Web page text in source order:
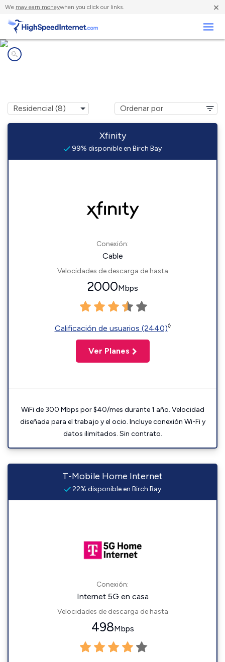
We may earn moneywhen you click our links. ×
Xfinity
99% disponible en Birch Bay
Conexión:
Cable
Velocidades de descarga de hasta
2000Mbps
Calificación de usuarios (2440)◊
Ver Planes
WiFi de 300 Mbps por $40/mes durante 1 año. Velocidad
diseñada para el trabajo y el ocio. Incluye conexión Wi-Fi y
datos ilimitados. Sin contrato.
T-Mobile Home Internet
22% disponible en Birch Bay
Conexión:
Internet 5G en casa
Velocidades de descarga de hasta
498Mbps